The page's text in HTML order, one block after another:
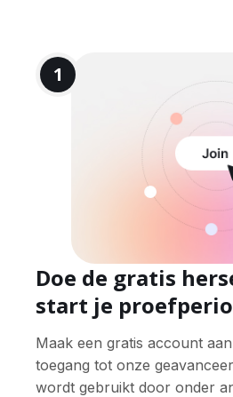
1
Doe de gratis
start je
Maak een gratis account
toegang tot onze
wordt gebruikt door onder